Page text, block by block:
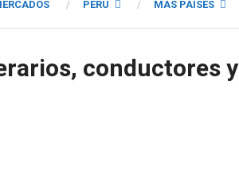
PERU MAS PAISES
conductores y